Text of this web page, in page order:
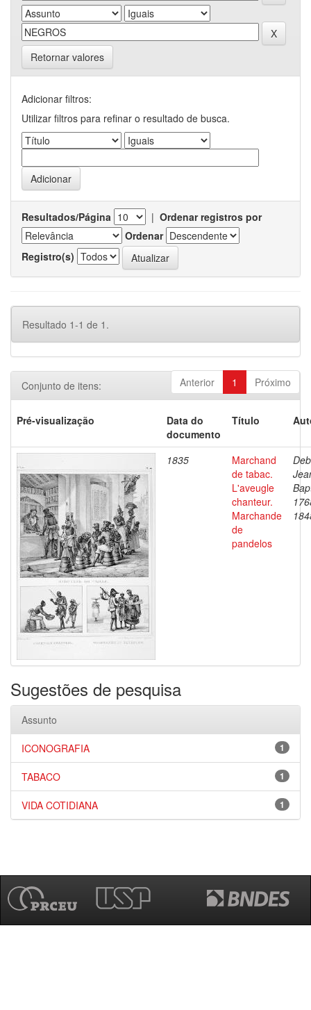
Retornar valores
Adicionar filtros:
Utilizar filtros para refinar o resultado de busca.
Resultados/Página | Ordenar registros por
Ordenar
Registro(s)
Resultado 1-1 de 1.
Anterior 1 Próximo
Conjunto de itens:
Pré-visualização
Data do
documento
Título
1835
Marchand
de tabac.
L'aveugle
chanteur.
Marchande
de
pandelos
Sugestões de pesquisa
Assunto
1
ICONOGRAFIA
1
TABACO
1
VIDA COTIDIANA